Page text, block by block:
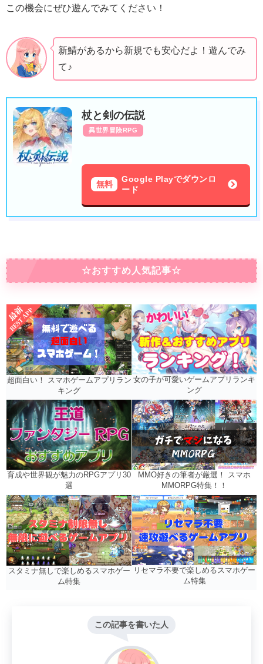
この機会にぜひ遊んでみてください！
新鯖があるから新規でも安心だよ！遊んでみ
て♪
杖と剣の伝説
異世界冒険RPG
無料
Google Playでダウンロ
ード
☆おすすめ人気記事☆
超面白い！ スマホゲームアプリラン
キング
女の子が可愛いゲームアプリランキ
ング
育成や世界観が魅力のRPGアプリ30
選
MMO好きの筆者が厳選！ スマホ
MMORPG特集！！
スタミナ無しで楽しめるスマホゲー
ム特集
リセマラ不要で楽しめるスマホゲー
ム特集
この記事を書いた人